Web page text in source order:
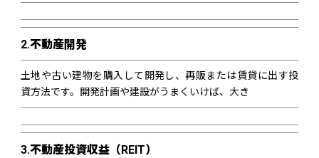
2.不動産開発
土地や古い建物を購入して開発し、再販または賃貸に出す投
資方法です。開発計画や建設がうまくいけば、大き
3.不動産投資収益（REIT）